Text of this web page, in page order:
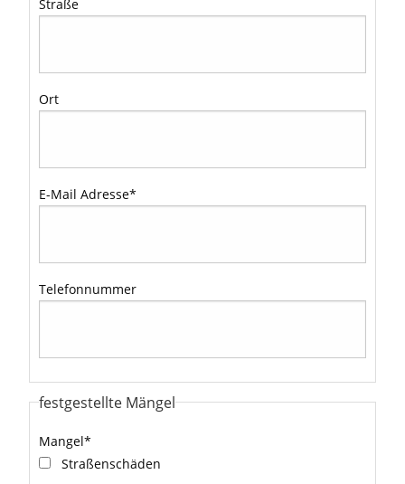
Straße
Ort
E-Mail Adresse*
Telefonnummer
festgestellte Mängel
Mangel*
Straßenschäden